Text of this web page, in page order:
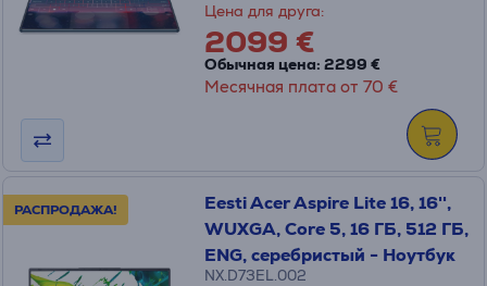
Цена для друга:
2099 €
Обычная цена: 2299 €
Месячная плата от 70 €
РАСПРОДАЖА!
Eesti Acer Aspire Lite 16, 16'',
WUXGA, Core 5, 16 ГБ, 512 ГБ,
ENG, серебристый - Ноутбук
NX.D73EL.002